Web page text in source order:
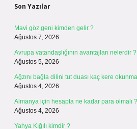
Son Yazılar
Mavi göz geni kimden gelir ?
Ağustos 7, 2026
Avrupa vatandaşlığının avantajları nelerdir ?
Ağustos 5, 2026
Ağzını bağla dilini tut duası kaç kere
Ağustos 4, 2026
Almanya için hesapta ne kadar para olmalı ?
Ağustos 4, 2026
Yahya Kığılı kimdir ?